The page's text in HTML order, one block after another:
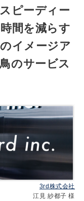
ピーディー
間を減らす
イメージア
のサービス
3rd株式会社
江見 紗都子 様